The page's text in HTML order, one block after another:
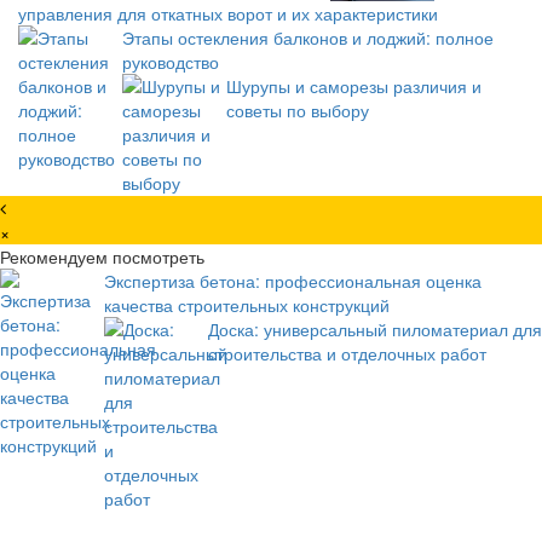
управления для откатных ворот и их характеристики
Этапы остекления балконов и лоджий: полное
руководство
Шурупы и саморезы различия и
советы по выбору
×
Рекомендуем посмотреть
Экспертиза бетона: профессиональная оценка
качества строительных конструкций
Доска: универсальный пиломатериал для
строительства и отделочных работ